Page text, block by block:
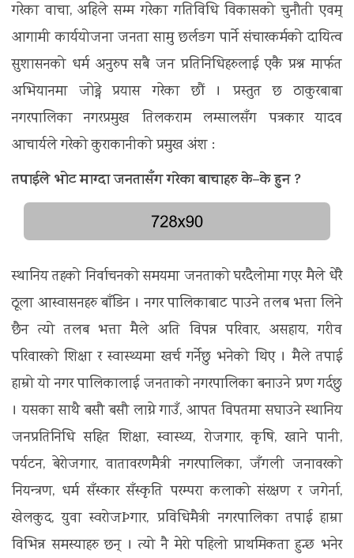
गरेका वाचा, अहिले सम्म गरेका गतिविधि विकासको चुनौती एवम्
आगामी कार्ययोजना जनता सामु छर्लङग पार्ने संचारकर्मको दायित्व
सुशासनको धर्म अनुरुप सबै जन प्रतिनिधिहरुलाई एकै प्रश्न मार्फत
अभियानमा जोड्ने प्रयास गरेका छौं । प्रस्तुत छ ठाकुरबाबा
नगरपालिका नगरप्रमुख तिलकराम लम्सालसँग पत्रकार यादव
आचार्यले गरेको कुराकानीको प्रमुख अंश :
तपाईले भोट माग्दा जनतासँग गरेका बाचाहरु के–के हुन ?
स्थानिय तहको निर्वाचनको समयमा जनताको घरदैलोमा गएर मैले धेरै
ठूला आस्वासनहरु बाँडिन । नगर पालिकाबाट पाउने तलब भत्ता लिने
छैन त्यो तलब भत्ता मैले अति विपन्न परिवार, असहाय, गरीव
परिवारको शिक्षा र स्वास्थ्यमा खर्च गर्नेछु भनेको थिए । मैले तपाई
हाम्रो यो नगर पालिकालाई जनताको नगरपालिका बनाउने प्रण गर्दछु
। यसका साथै बसौ बसौ लाग्ने गाउँ, आपत विपतमा सघाउने स्थानिय
जनप्रतिनिधि सहित शिक्षा, स्वास्थ्य, रोजगार, कृषि, खाने पानी,
पर्यटन, बेरोजगार, वातावरणमैत्री नगरपालिका, जँगली जनावरको
नियन्त्रण, धर्म सँस्कार सँस्कृति परम्परा कलाको संरक्षण र जगेर्ना,
खेलकुद, युवा स्वरोजÞगार, प्रविधिमैत्री नगरपालिका तपाई हाम्रा
विभिन्न समस्याहरु छन् । त्यो नै मेरो पहिलो प्राथमिकता हुन्छ भनेर